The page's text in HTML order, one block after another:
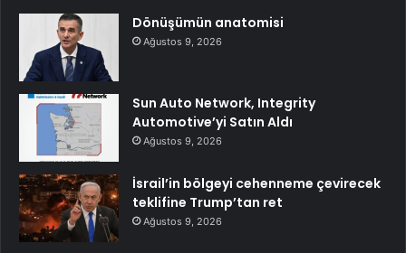
Dönüşümün anatomisi
Ağustos 9, 2026
Sun Auto Network, Integrity
Automotive’yi Satın Aldı
Ağustos 9, 2026
İsrail’in bölgeyi cehenneme çevirecek
teklifine Trump’tan ret
Ağustos 9, 2026